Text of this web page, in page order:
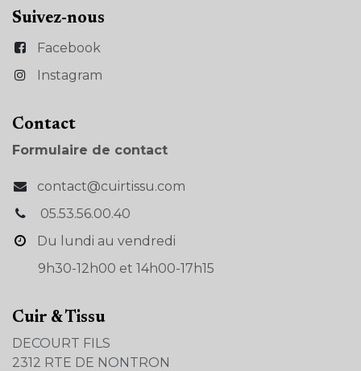
Suivez-nous
Facebook
Instagram
Con​tact
Formulaire de contact
contact@cuirtissu.com
05.53.56.00.40
Du lundi au vendredi
9h30-12h00 et 14h00-17h15
Cuir & Tissu
DECOURT FILS
2312 RTE DE NONTRON